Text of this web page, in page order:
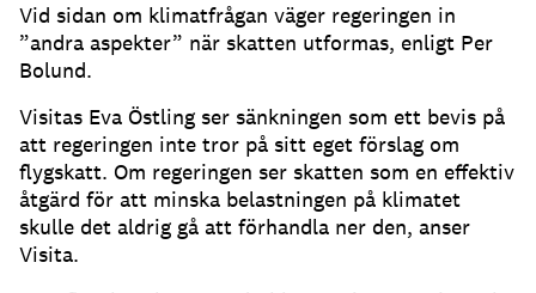
Vid sidan om klimatfrågan väger regeringen in
”andra aspekter” när skatten utformas, enligt Per
Bolund.
Visitas Eva Östling ser sänkningen som ett bevis på
att regeringen inte tror på sitt eget förslag om
flygskatt. Om regeringen ser skatten som en effektiv
åtgärd för att minska belastningen på klimatet
skulle det aldrig gå att förhandla ner den, anser
Visita.